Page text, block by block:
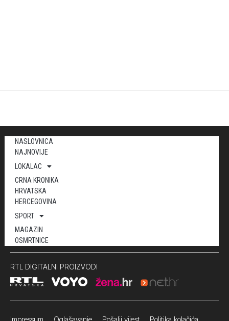
NASLOVNICA
NAJNOVIJE
LOKALAC
CRNA KRONIKA
HRVATSKA
HERCEGOVINA
SPORT
MAGAZIN
OSMRTNICE
RTL DIGITALNI PROIZVODI